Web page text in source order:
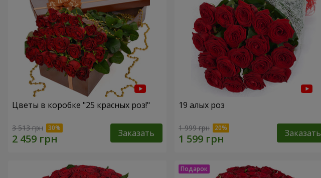
Цветы в коробке "25 красных роз!"
3 513 грн Заказать
19 алых роз
1 999 грн Заказать